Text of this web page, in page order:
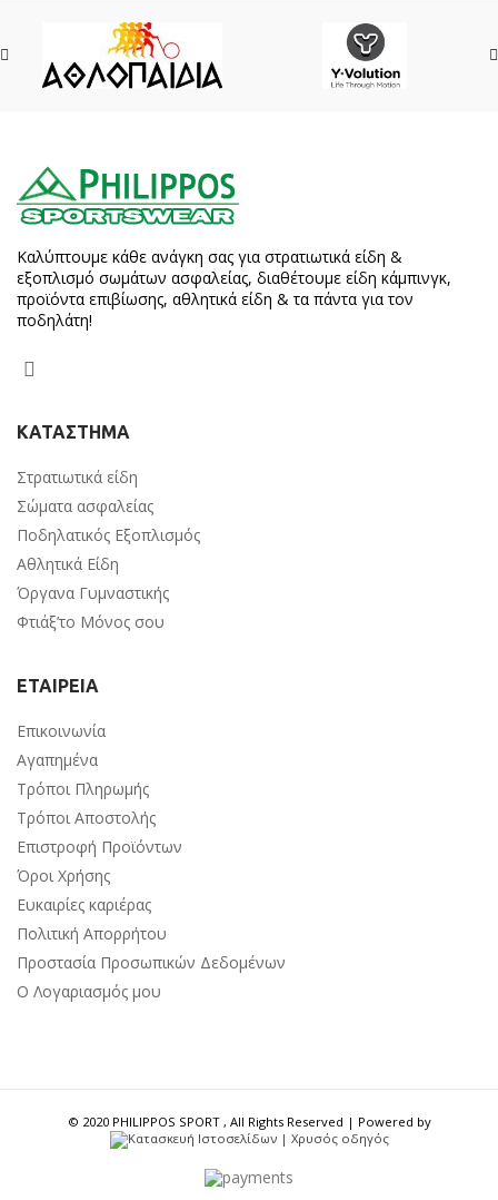
Καλύπτουμε κάθε ανάγκη σας για στρατιωτικά είδη &
εξοπλισμό σωμάτων ασφαλείας, διαθέτουμε είδη κάμπινγκ,
προϊόντα επιβίωσης, αθλητικά είδη & τα πάντα για τον
ποδηλάτη!
ΚΑΤΑΣΤΗΜΑ
Στρατιωτικά είδη
Σώματα ασφαλείας
Ποδηλατικός Εξοπλισμός
Αθλητικά Είδη
Όργανα Γυμναστικής
Φτιάξ’το Μόνος σου
ΕΤΑΙΡΕΙΑ
Επικοινωνία
Αγαπημένα
Τρόποι Πληρωμής
Τρόποι Αποστολής
Επιστροφή Προϊόντων
Όροι Χρήσης
Ευκαιρίες καριέρας
Πολιτική Απορρήτου
Προστασία Προσωπικών Δεδομένων
Ο Λογαριασμός μου
© 2020 PHILIPPOS SPORT , All Rights Reserved | Powered by